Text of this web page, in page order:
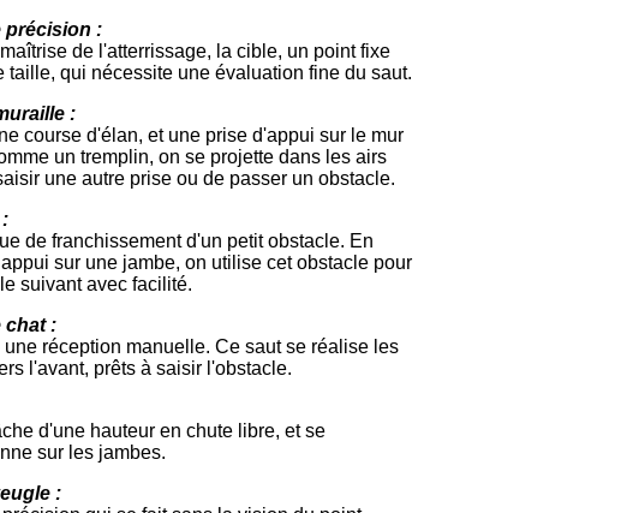
précision :
de l'atterrissage, la cible, un point fixe
taille, qui nécessite une évaluation fine du saut.
:
course d'élan, et une prise d'appui sur le mur
un tremplin, on se projette dans les airs
une autre prise ou de passer un obstacle.
de franchissement d'un petit obstacle. En
sur une jambe, on utilise cet obstacle pour
suivant avec facilité.
chat :
une réception manuelle. Ce saut se réalise les
l'avant, prêts à saisir l'obstacle.
d'une hauteur en chute libre, et se
sur les jambes.
: